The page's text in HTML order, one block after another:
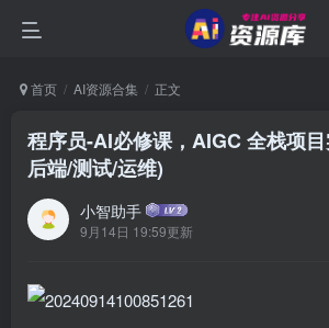
首页 AI资源合集 正文
程序员-AI必修课，AIGC 全栈项
后端/测试/运维)
小智助手
9月14日 19:59更新